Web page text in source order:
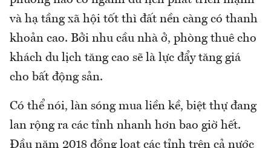
và hạ tầng xã hội tốt thì đất nền càng có thanh
khoản cao. Bởi nhu cầu nhà ở, phòng thuê cho
khách du lịch tăng cao sẽ là lực đẩy tăng giá
cho bất động sản.
Có thể nói, làn sóng mua liền kề, biệt thự đang
lan rộng ra các tỉnh nhanh hơn bao giờ hết.
Đầu năm 2018 đồng loạt các tỉnh trên cả nước